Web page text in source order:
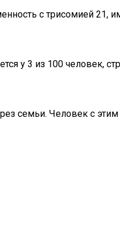
с трисомией 21,
у 3 из 100 человек,
семьи. Человек с